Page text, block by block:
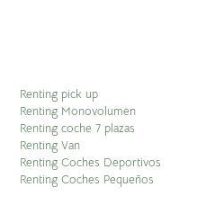
Renting pick up
Renting Monovolumen
Renting coche 7 plazas
Renting Van
Renting Coches Deportivos
Renting Coches Pequeños